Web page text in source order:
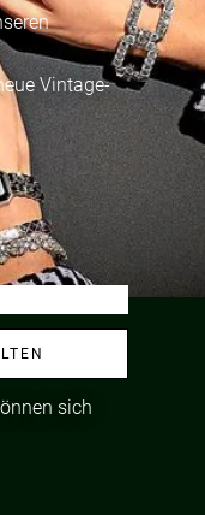
Vintage-
sich